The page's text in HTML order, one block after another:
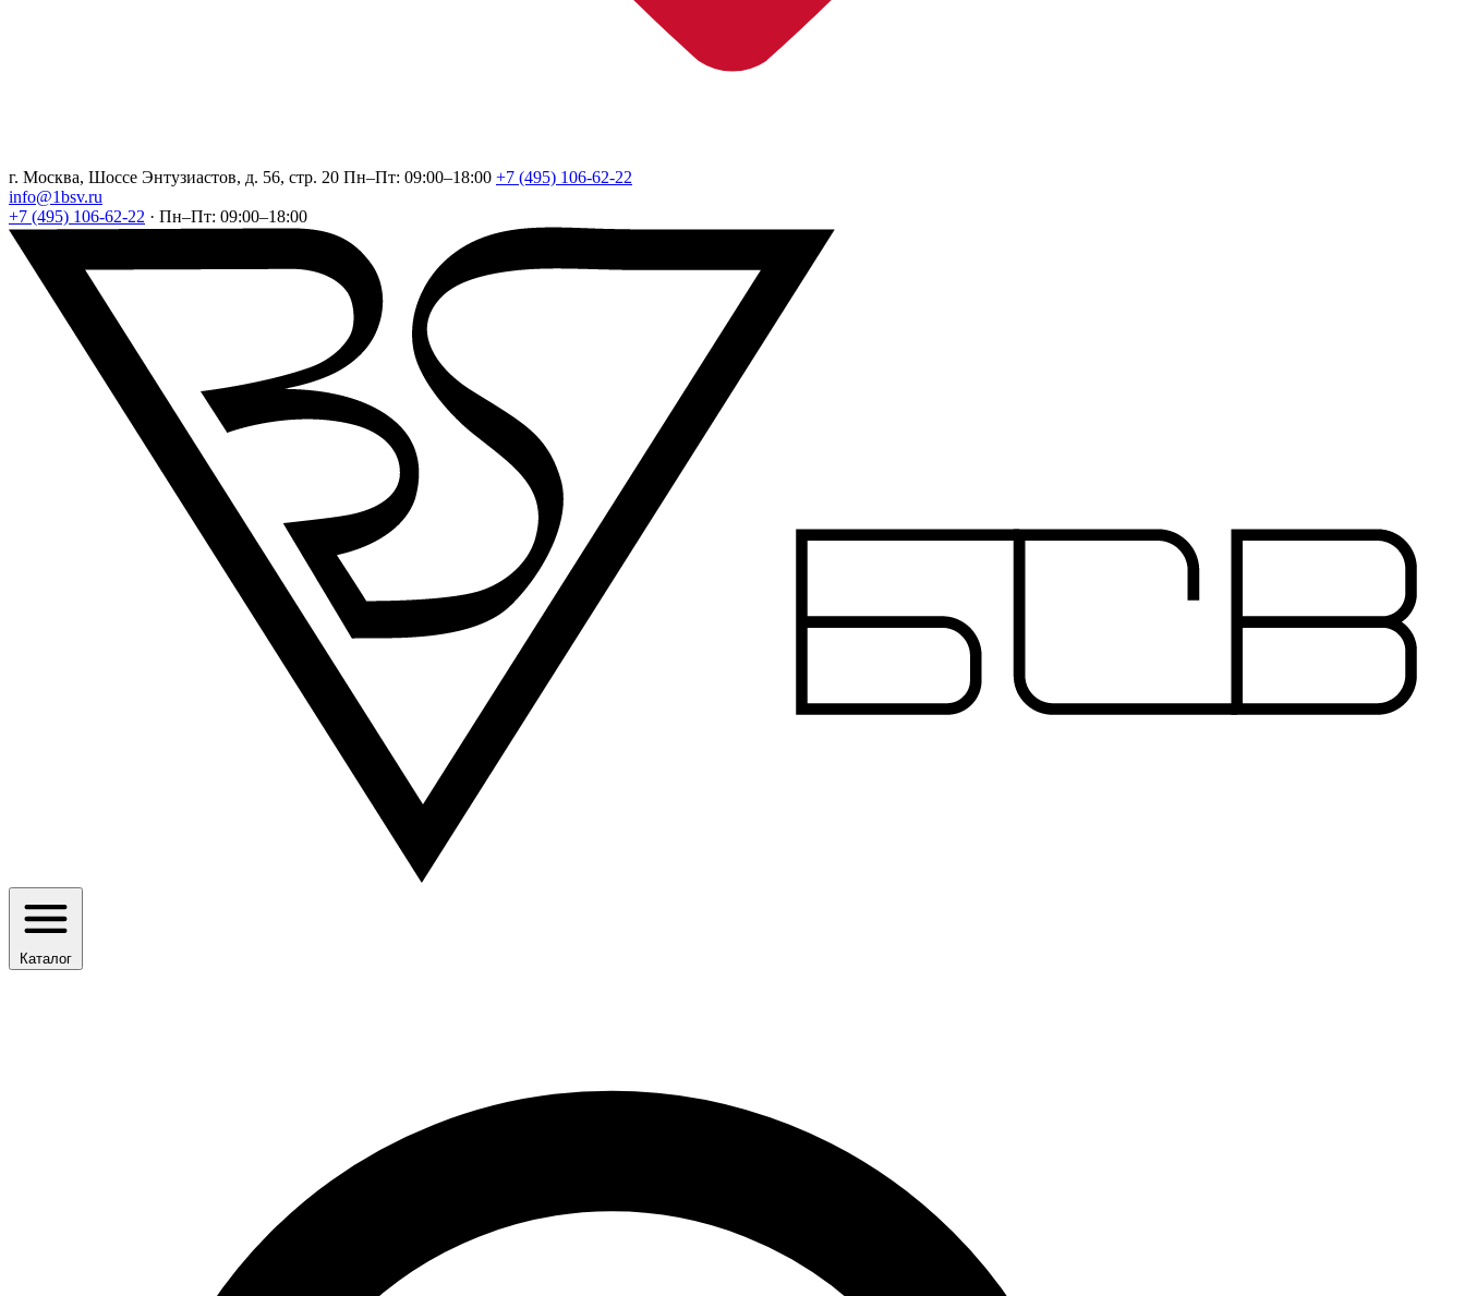
г. Москва, Шоссе Энтузиастов, д. 56, стр. 20 Пн–Пт: 09:00–18:00 +7 (495) 106-62-22
info@1bsv.ru
+7 (495) 106-62-22 · Пн–Пт: 09:00–18:00
Каталог